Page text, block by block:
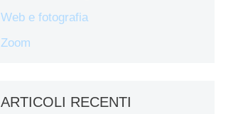
Web e fotografia
Zoom
ARTICOLI RECENTI